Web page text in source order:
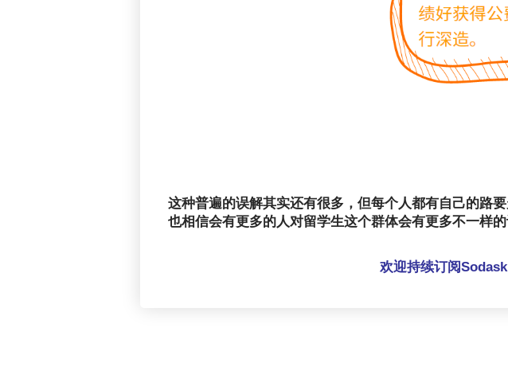
这种普遍的误解其实还有很多，但每个人都有自己的路
也相信会有更多的人对留学生这个群体会有更多不一样的
欢迎持续订阅